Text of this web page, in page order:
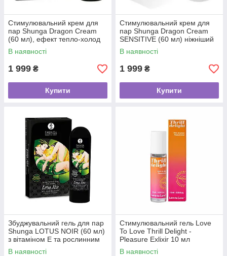
Стимулювальний крем для
пар Shunga Dragon Cream
(60 мл), ефект тепло-холод
та поколювання
В наявності
1 999 ₴
Купити
Стимулювальний крем для
пар Shunga Dragon Cream
SENSITIVE (60 мл) ніжніший
ефект
В наявності
1 999 ₴
Купити
Збуджувальний гель для пар
Shunga LOTUS NOIR (60 мл)
з вітаміном Е та рослинним
гліцерином
В наявності
Стимулювальний гель Love
To Love Thrill Delight -
Pleasure Exlixir 10 мл
В наявності